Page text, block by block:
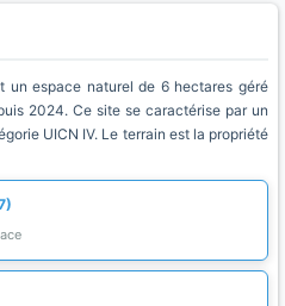
un espace naturel de 6 hectares géré
2024. Ce site se caractérise par un
UICN IV. Le terrain est la propriété